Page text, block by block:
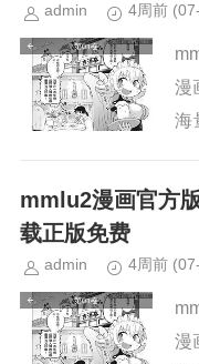
admin 4周前
漫
海
mmlu2漫画官方
载正版免费
admin 4周前
漫